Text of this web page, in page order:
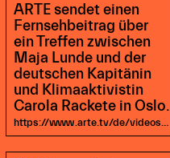
ARTE sendet einen
Fernsehbeitrag über
ein Treffen zwischen
Maja Lunde und der
deutschen Kapitänin
und Klimaaktivistin
Carola Rackete in Oslo.
https://www.arte.tv/de/videos/091930-000-A/durch-die-nacht-mit/